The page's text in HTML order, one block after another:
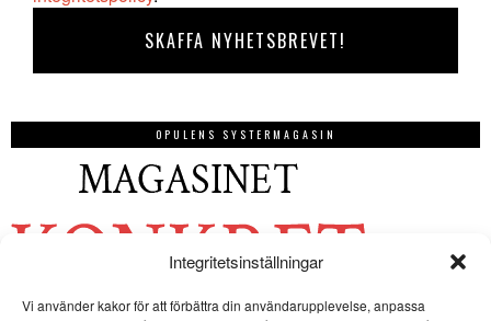
Integritetsinställningar
Vi använder kakor för att förbättra din användarupplevelse, anpassa
OPULENS SYSTERMAGASIN